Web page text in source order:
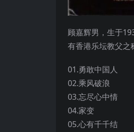
顾嘉辉男，生于
有香港乐坛教父之
01.勇敢中国人
02.乘风破浪
03.忘尽心中情
04.家变
05.心有千千结